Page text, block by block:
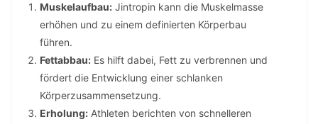
Muskelaufbau: Jintropin kann die Muskelmasse
erhöhen und zu einem definierten Körperbau
führen.
Fettabbau: Es hilft dabei, Fett zu verbrennen und
fördert die Entwicklung einer schlanken
Körperzusammensetzung.
Erholung: Athleten berichten von schnelleren